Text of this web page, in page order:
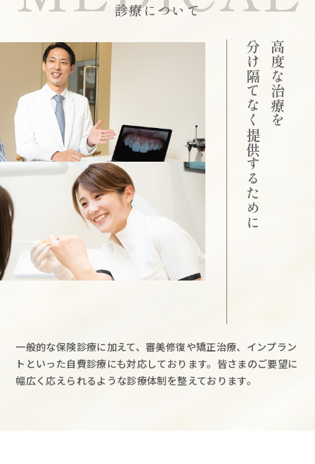
診療について
高度な治療を
分け隔てなく提供するために
一般的な保険診療に加えて、審美修復や矯正治療、インプラン
トといった自費診療にも対応しております。皆さまのご要望に
幅広く応えられるような診療体制を整えております。